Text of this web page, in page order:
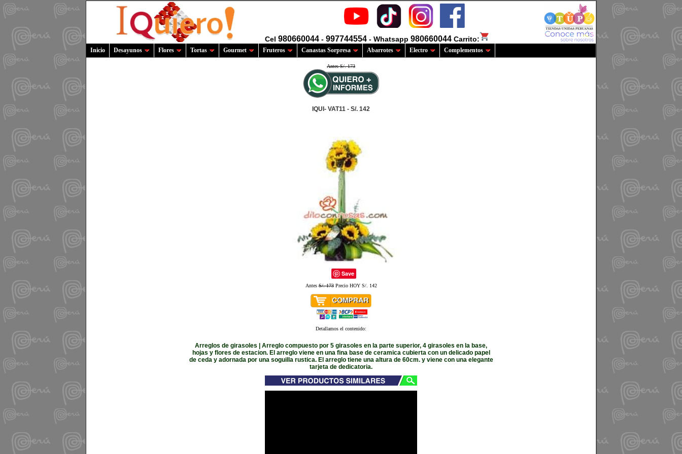
Cel 980660044 - 997744554 - Whatsapp 980660044 Carrito:
Inicio Desayunos Flores Tortas Gourmet Fruteros Canastas Sorpresa Abarrotes Electro Complementos
Antes S/. 173
IQUI- VAT11 - S/. 142
Save
AntesS/. 173Precio HOY S/. 142
Detallamos el contenido:
Arreglos de girasoles | Arreglo compuesto por 5 girasoles en la parte superior, 4 girasoles en la base,
hojas y flores de estacion. El arreglo viene en una fina base de ceramica cubierta con un delicado papel
de ceda y adornada por una soguilla rustica. El arreglo tiene una altura de 60cm. y viene con una elegante
tarjeta de dedicatoria.